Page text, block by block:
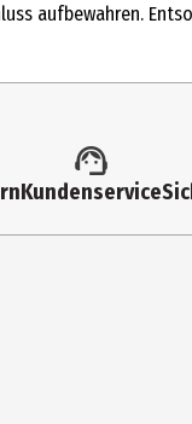
20-30 32257 Bünde
aufbewahren.
Kundenservice